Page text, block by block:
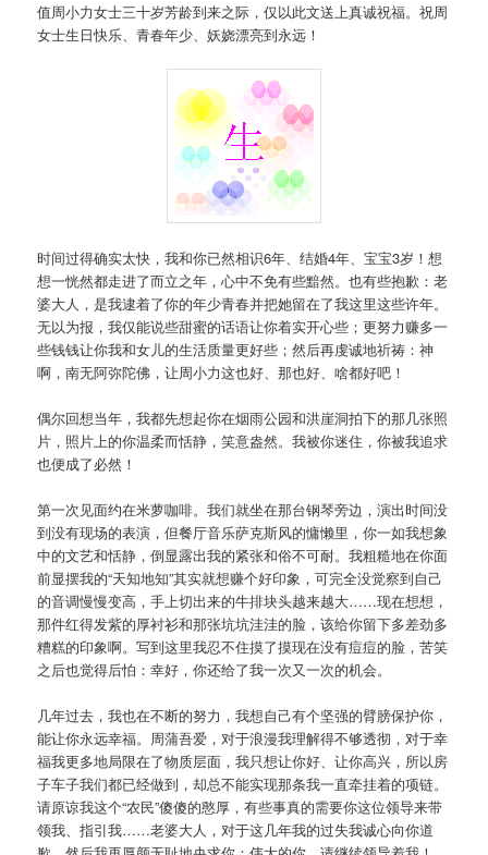
值周小力女士三十岁芳龄到来之际，仅以此文送上真诚祝福。祝周
女士生日快乐、青春年少、妖娆漂亮到永远！
时间过得确实太快，我和你已然相识6年、结婚4年、宝宝3岁！想
想一恍然都走进了而立之年，心中不免有些黯然。也有些抱歉：老
婆大人，是我逮着了你的年少青春并把她留在了我这里这些许年。
无以为报，我仅能说些甜蜜的话语让你着实开心些；更努力赚多一
些钱钱让你我和女儿的生活质量更好些；然后再虔诚地祈祷：神
啊，南无阿弥陀佛，让周小力这也好、那也好、啥都好吧！
偶尔回想当年，我都先想起你在烟雨公园和洪崖洞拍下的那几张照
片，照片上的你温柔而恬静，笑意盎然。我被你迷住，你被我追求
也便成了必然！
第一次见面约在米萝咖啡。我们就坐在那台钢琴旁边，演出时间没
到没有现场的表演，但餐厅音乐萨克斯风的慵懒里，你一如我想象
中的文艺和恬静，倒显露出我的紧张和俗不可耐。我粗糙地在你面
前显摆我的“天知地知”其实就想赚个好印象，可完全没觉察到自己
的音调慢慢变高，手上切出来的牛排块头越来越大……现在想想，
那件红得发紫的厚衬衫和那张坑坑洼洼的脸，该给你留下多差劲多
糟糕的印象啊。写到这里我忍不住摸了摸现在没有痘痘的脸，苦笑
之后也觉得后怕：幸好，你还给了我一次又一次的机会。
几年过去，我也在不断的努力，我想自己有个坚强的臂膀保护你，
能让你永远幸福。周蒲吾爱，对于浪漫我理解得不够透彻，对于幸
福我更多地局限在了物质层面，我只想让你好、让你高兴，所以房
子车子我们都已经做到，却总不能实现那条我一直牵挂着的项链。
请原谅我这个“农民”傻傻的憨厚，有些事真的需要你这位领导来带
领我、指引我……老婆大人，对于这几年我的过失我诚心向你道